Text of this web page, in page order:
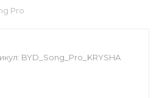
Pro
BYD_Song_Pro_KRYSHA